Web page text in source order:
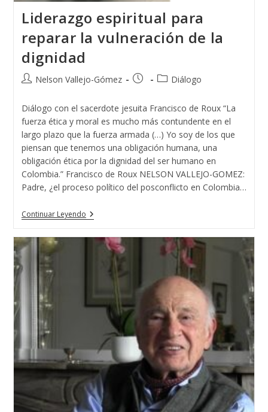
Liderazgo espiritual para
reparar la vulneración de la
dignidad
Autor
la
entrada:
Nelson Vallejo-Gómez
Publicación
la
entrada:
Categoría
entrada:
Diálogo
Diálogo con el sacerdote jesuita Francisco de Roux “La
fuerza ética y moral es mucho más contundente en el
largo plazo que la fuerza armada (…) Yo soy de los que
piensan que tenemos una obligación humana, una
obligación ética por la dignidad del ser humano en
Colombia.” Francisco de Roux NELSON VALLEJO-GOMEZ:
Padre, ¿el proceso político del posconflicto en Colombia…
Continuar LeyendoLiderazgo
Espiritual
Reparar
Vulneración